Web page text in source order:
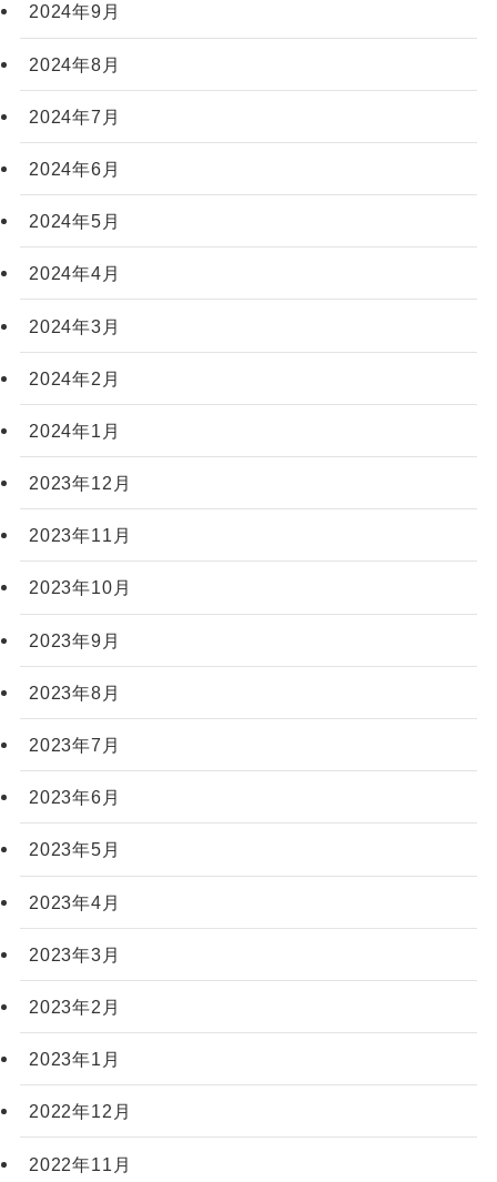
2024年9月
2024年8月
2024年7月
2024年6月
2024年5月
2024年4月
2024年3月
2024年2月
2024年1月
2023年12月
2023年11月
2023年10月
2023年9月
2023年8月
2023年7月
2023年6月
2023年5月
2023年4月
2023年3月
2023年2月
2023年1月
2022年12月
2022年11月